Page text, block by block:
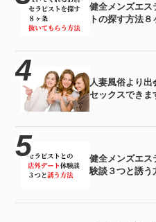
健全メンズエス
トの探す方法
人妻風俗より出
セックスできま
健全メンズエス
験談３つと誘う